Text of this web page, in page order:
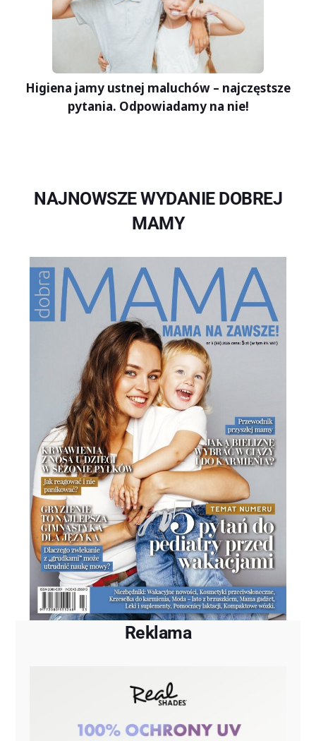
Higiena jamy ustnej maluchów – najczęstsze
pytania. Odpowiadamy na nie!
NAJNOWSZE WYDANIE DOBREJ
MAMY
Reklama